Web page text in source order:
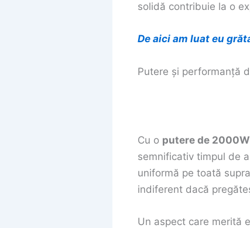
solidă contribuie la o
De aici am luat eu
Putere și performanță
Cu o putere de 2000W
semnificativ timpul de
uniformă pe toată
indiferent dacă
Un aspect care merită